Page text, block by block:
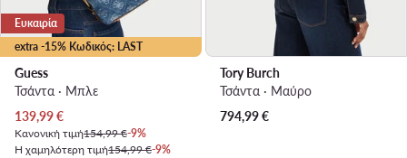
extra -15% Κωδικός: LAST
Ευκαιρία
Guess
Τσάντα · Μπλε
Τρέχουσα τιμή
139,99€
Κανονική τιμή154,99 €-9%
Η χαμηλότερη τιμή154,99 €-9%
Tory Burch
Τσάντα · Μαύρο
794,99€